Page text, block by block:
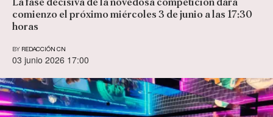
La fase decisiva de la novedosa competición dará
comienzo el próximo miércoles 3 de junio a las 17:30
horas
BY REDACCIÓN CN
03 junio 2026 17:00